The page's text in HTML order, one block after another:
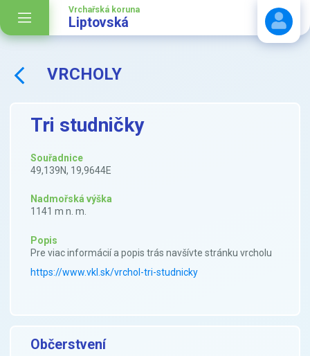
Vrchařská koruna
Liptovská
VRCHOLY
Tri studničky
Souřadnice
49,139N, 19,9644E
Nadmořská výška
1141 m n. m.
Popis
Pre viac informácií a popis trás navšívte stránku vrcholu
https://www.vkl.sk/vrchol-tri-studnicky
Občerstvení